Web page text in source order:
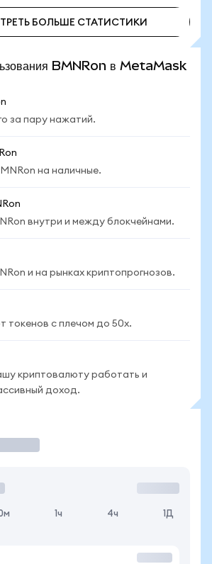
БОЛЬШЕ СТАТИСТИКИ
BMNRon в MetaMask
за пару нажатий.
на наличные.
внутри и между блокчейнами.
и на рынках криптопрогнозов.
токенов с плечом до 50x.
криптовалюту работать и
доход.
1ч 4ч 1Д